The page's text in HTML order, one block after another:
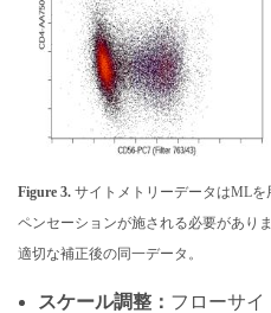
Figure 3. サイトメトリーデータはML
ペンセーションが施される必要があり
適切な補正後の同一データ。
スケール調整： フローサイ